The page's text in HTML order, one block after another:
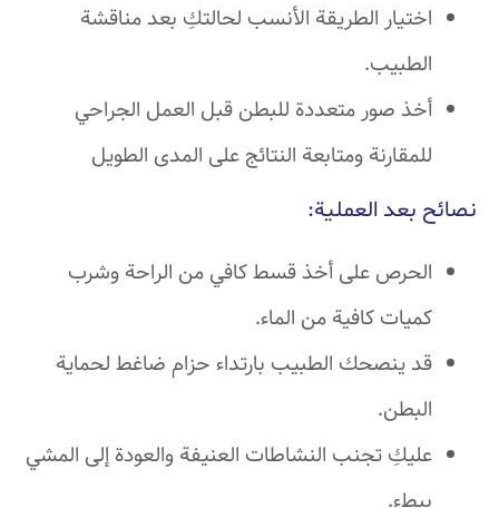
اختيار الطريقة الأنسب لحالتكِ بعد مناقشة
الطبيب.
أخذ صور متعددة للبطن قبل العمل الجراحي
للمقارنة ومتابعة النتائج على المدى الطويل
نصائح بعد العملية:
الحرص على أخذ قسط كافي من الراحة وشرب
كميات كافية من الماء.
قد ينصحك الطبيب بارتداء حزام ضاغط لحماية
البطن.
عليكِ تجنب النشاطات العنيفة والعودة إلى المشي